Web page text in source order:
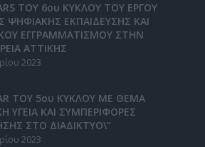
ΤΟΥ 6ου ΚΥΚΛΟΥ ΤΟΥ ΕΡΓΟΥ
ΨΗΦΙΑΚΗΣ ΕΚΠΑΙΔΕΥΣΗΣ ΚΑΙ
ΕΓΓΡΑΜΜΑΤΙΣΜΟΥ ΣΤΗΝ
ΑΤΤΙΚΗΣ
2023
ΤΟΥ 5ου ΚΥΚΛΟΥ ΜΕ ΘΕΜΑ
ΥΓΕΙΑ ΚΑΙ ΣΥΜΠΕΡΙΦΟΡΕΣ
ΣΤΟ ΔΙΑΔΙΚΤΥΟ\”
2023